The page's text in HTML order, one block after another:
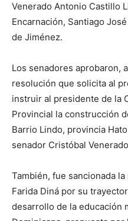
Venerado Antonio Castillo
Encarnación, Santiago
de Jiménez.
Los senadores aprobaron,
resolución que solicita al
instruir al presidente de la
Provincial la construcción
Barrio Lindo, provincia
senador Cristóbal
También, fue sancionada
Farida Diná por su
desarrollo de la educación